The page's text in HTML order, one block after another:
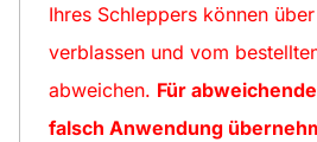
Ihres Schleppers können
verblassen und vom
abweichen. Für
falsch Anwendung